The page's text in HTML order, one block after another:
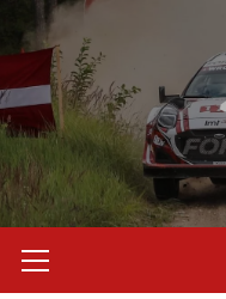
content
Menu